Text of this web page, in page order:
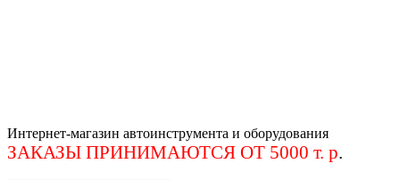
Интернет-магазин автоинструмента и оборудования
ЗАКАЗЫ ПРИНИМАЮТСЯ ОТ 5000 т. р.